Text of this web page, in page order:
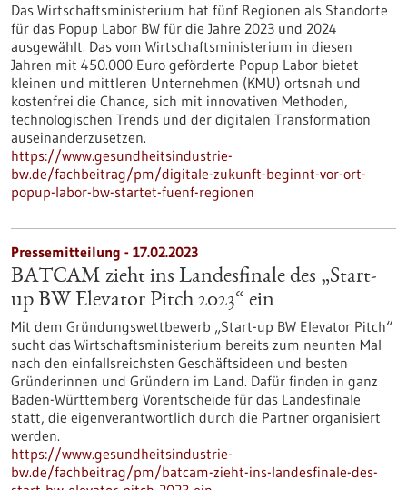
Das Wirtschaftsministerium hat fünf Regionen als Standorte
für das Popup Labor BW für die Jahre 2023 und 2024
ausgewählt. Das vom Wirtschaftsministerium in diesen
Jahren mit 450.000 Euro geförderte Popup Labor bietet
kleinen und mittleren Unternehmen (KMU) ortsnah und
kostenfrei die Chance, sich mit innovativen Methoden,
technologischen Trends und der digitalen Transformation
auseinanderzusetzen.
https://www.gesundheitsindustrie-
bw.de/fachbeitrag/pm/digitale-zukunft-beginnt-vor-ort-
popup-labor-bw-startet-fuenf-regionen
Pressemitteilung - 17.02.2023
BATCAM zieht ins Landesfinale des „Start-
up BW Elevator Pitch 2023“ ein
Mit dem Gründungswettbewerb „Start-up BW Elevator Pitch“
sucht das Wirtschaftsministerium bereits zum neunten Mal
nach den einfallsreichsten Geschäftsideen und besten
Gründerinnen und Gründern im Land. Dafür finden in ganz
Baden-Württemberg Vorentscheide für das Landesfinale
statt, die eigenverantwortlich durch die Partner organisiert
werden.
https://www.gesundheitsindustrie-
bw.de/fachbeitrag/pm/batcam-zieht-ins-landesfinale-des-